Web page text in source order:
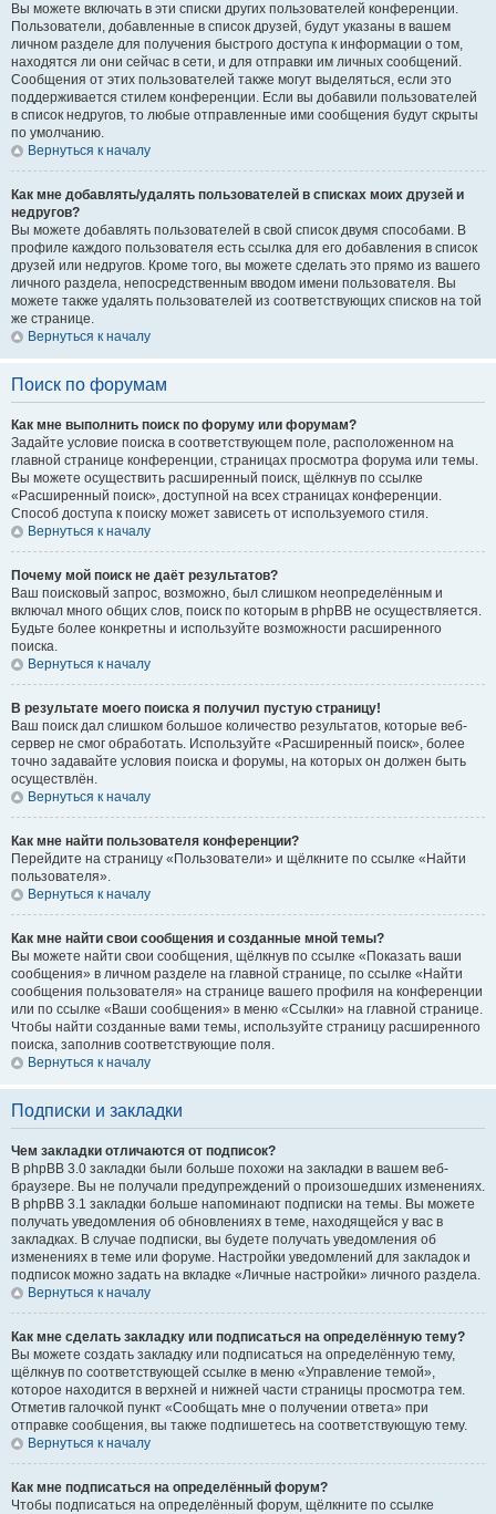
Вы можете включать в эти списки других пользователей конференции.
Пользователи, добавленные в список друзей, будут указаны в вашем
личном разделе для получения быстрого доступа к информации о том,
находятся ли они сейчас в сети, и для отправки им личных сообщений.
Сообщения от этих пользователей также могут выделяться, если это
поддерживается стилем конференции. Если вы добавили пользователей
в список недругов, то любые отправленные ими сообщения будут скрыты
по умолчанию.
Вернуться к началу
Как мне добавлять/удалять пользователей в списках моих друзей и
недругов?
Вы можете добавлять пользователей в свой список двумя способами. В
профиле каждого пользователя есть ссылка для его добавления в список
друзей или недругов. Кроме того, вы можете сделать это прямо из вашего
личного раздела, непосредственным вводом имени пользователя. Вы
можете также удалять пользователей из соответствующих списков на той
же странице.
Вернуться к началу
Поиск по форумам
Как мне выполнить поиск по форуму или форумам?
Задайте условие поиска в соответствующем поле, расположенном на
главной странице конференции, страницах просмотра форума или темы.
Вы можете осуществить расширенный поиск, щёлкнув по ссылке
«Расширенный поиск», доступной на всех страницах конференции.
Способ доступа к поиску может зависеть от используемого стиля.
Вернуться к началу
Почему мой поиск не даёт результатов?
Ваш поисковый запрос, возможно, был слишком неопределённым и
включал много общих слов, поиск по которым в phpBB не осуществляется.
Будьте более конкретны и используйте возможности расширенного
поиска.
Вернуться к началу
В результате моего поиска я получил пустую страницу!
Ваш поиск дал слишком большое количество результатов, которые веб-
сервер не смог обработать. Используйте «Расширенный поиск», более
точно задавайте условия поиска и форумы, на которых он должен быть
осуществлён.
Вернуться к началу
Как мне найти пользователя конференции?
Перейдите на страницу «Пользователи» и щёлкните по ссылке «Найти
пользователя».
Вернуться к началу
Как мне найти свои сообщения и созданные мной темы?
Вы можете найти свои сообщения, щёлкнув по ссылке «Показать ваши
сообщения» в личном разделе на главной странице, по ссылке «Найти
сообщения пользователя» на странице вашего профиля на конференции
или по ссылке «Ваши сообщения» в меню «Ссылки» на главной странице.
Чтобы найти созданные вами темы, используйте страницу расширенного
поиска, заполнив соответствующие поля.
Вернуться к началу
Подписки и закладки
Чем закладки отличаются от подписок?
В phpBB 3.0 закладки были больше похожи на закладки в вашем веб-
браузере. Вы не получали предупреждений о произошедших изменениях.
В phpBB 3.1 закладки больше напоминают подписки на темы. Вы можете
получать уведомления об обновлениях в теме, находящейся у вас в
закладках. В случае подписки, вы будете получать уведомления об
изменениях в теме или форуме. Настройки уведомлений для закладок и
подписок можно задать на вкладке «Личные настройки» личного раздела.
Вернуться к началу
Как мне сделать закладку или подписаться на определённую тему?
Вы можете создать закладку или подписаться на определённую тему,
щёлкнув по соответствующей ссылке в меню «Управление темой»,
которое находится в верхней и нижней части страницы просмотра тем.
Отметив галочкой пункт «Сообщать мне о получении ответа» при
отправке сообщения, вы также подпишетесь на соответствующую тему.
Вернуться к началу
Как мне подписаться на определённый форум?
Чтобы подписаться на определённый форум, щёлкните по ссылке